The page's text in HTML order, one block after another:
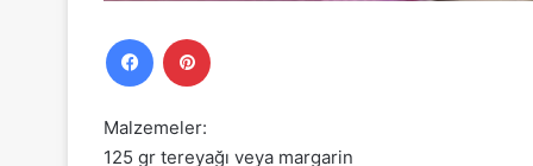
Facebook
Malzemeler:
125 gr tereyağı veya margarin